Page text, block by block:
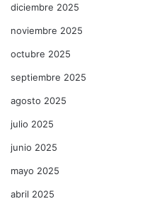
diciembre 2025
noviembre 2025
octubre 2025
septiembre 2025
agosto 2025
julio 2025
junio 2025
mayo 2025
abril 2025